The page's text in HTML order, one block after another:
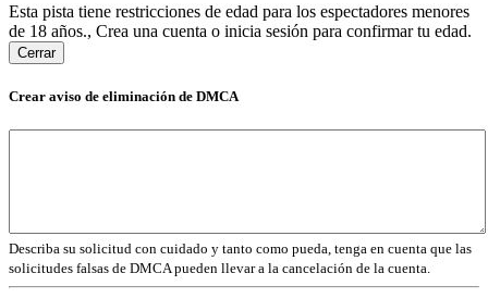
Esta pista tiene restricciones de edad para los espectadores menores
de 18 años., Crea una cuenta o inicia sesión para confirmar tu edad.
Cerrar
Crear aviso de eliminación de DMCA
Describa su solicitud con cuidado y tanto como pueda, tenga en cuenta que las
solicitudes falsas de DMCA pueden llevar a la cancelación de la cuenta.